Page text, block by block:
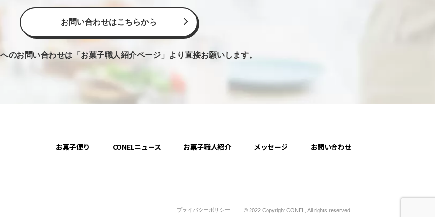
お問い合わせはこちらから
のお問い合わせは 「お菓子職人紹介ページ」より直接お願いします。
お菓子便り CONELニュース お菓子職人紹介 メッセージ お問い合わせ
プライバシーポリシー © 2022 Copyright CONEL, All rights reserved.